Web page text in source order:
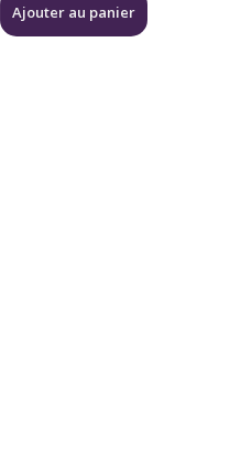
Ajouter au panier